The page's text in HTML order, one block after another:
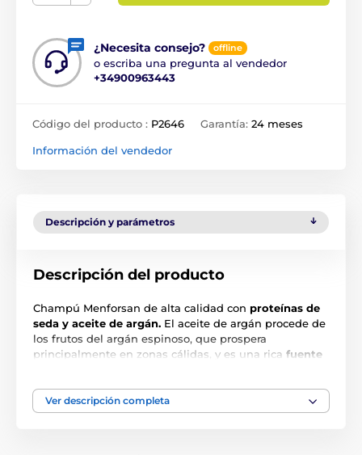
¿Necesita consejo? offline
o escriba una pregunta al vendedor
+34900963443
Código del producto : P2646 Garantía: 24 meses
Información del vendedor
Descripción y parámetros
Descripción del producto
Champú Menforsan de alta calidad con proteínas de
seda y aceite de argán. El aceite de argán procede de
los frutos del argán espinoso, que prospera
principalmente en zonas cálidas, y es una rica fuente
valiosos no solo en la industria cosmética. El champú
es adecuado para el pelo seco y dañado, quenecesita
Ver descripción completa